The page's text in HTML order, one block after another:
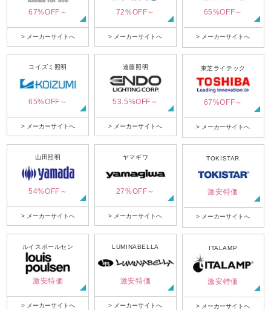
67%OFF～
> メーカーサイトへ
72%OFF～
> メーカーサイトへ
65%OFF～
> メーカーサイトへ
コイズミ照明
65%OFF～
> メーカーサイトへ
遠藤照明
53.5%OFF～
> メーカーサイトへ
東芝ライテック
67%OFF～
> メーカーサイトへ
山田照明
54%OFF～
> メーカーサイトへ
ヤマギワ
27%OFF～
> メーカーサイトへ
TOKISTAR
激安特価
> メーカーサイトへ
ルイスポールセン
激安特価
> メーカーサイトへ
LUMINABELLA
激安特価
> メーカーサイトへ
ITALAMP
激安特価
> メーカーサイトへ